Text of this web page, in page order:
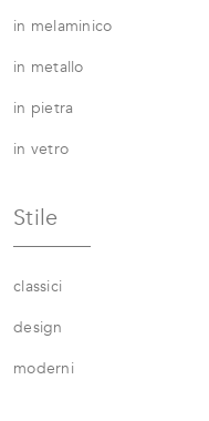
in melaminico
in metallo
in pietra
in vetro
Stile
classici
design
moderni